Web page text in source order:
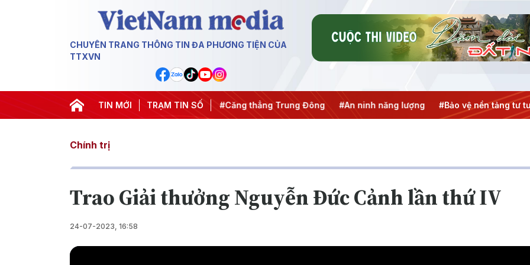
CHUYÊN TRANG THÔNG TIN ĐA PHƯƠNG TIỆN CỦA
TTXVN
TIN MỚI TRẠM TIN SỐ
dịch 500 ngày đêm #Chống khai thác IUU #Căng thẳng Trung Đông #An ninh năng lượng #Bảo vệ nền tảng tư
Chính trị
Trao Giải thưởng Nguyễn Đức Cảnh lần thứ IV
24-07-2023, 16:58